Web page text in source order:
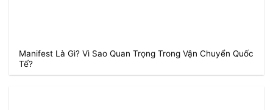
Manifest Là Gì? Vì Sao Quan Trọng Trong Vận Chuyển Quốc
Tế?